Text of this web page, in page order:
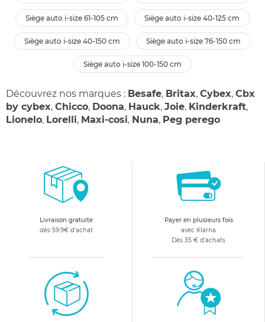
siège auto i-size 61-105 cm siège auto i-size 40-125 cm
siège auto i-size 40-150 cm siège auto i-size 76-150 cm
siège auto i-size 100-150 cm
Découvrez nos marques : Besafe, Britax, Cybex, Cbx
by cybex, Chicco, Doona, Hauck, Joie, Kinderkraft,
Lionelo, Lorelli, Maxi-cosi, Nuna, Peg perego
Livraison gratuite
dès 59.9€ d'achat
Payer en plusieurs fois
avec Klarna
Dès 35 € d'achats